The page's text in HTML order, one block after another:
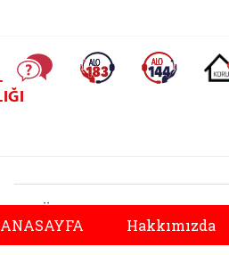
Sayfa Sıkça Sorulan SorularAlo 183 (yeni sekmede
Alo 144
ANASAYFA Hakkımızda
Sosyal
Önceki